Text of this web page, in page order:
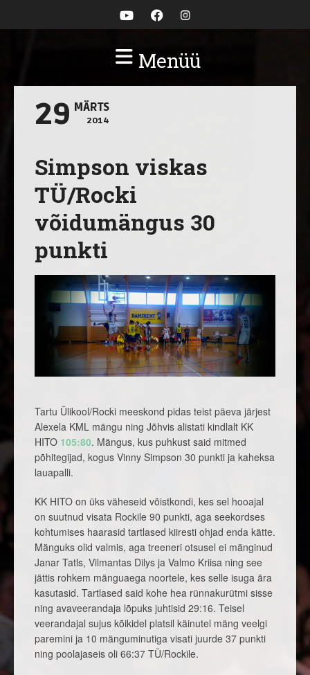
Menüü
29 MÄRTS
2014
Simpson viskas
TÜ/Rocki
võidumängus 30
punkti
Tartu Ülikool/Rocki meeskond pidas teist päeva järjest
Alexela KML mängu ning Jõhvis alistati kindlalt KK
HITO 105:80. Mängus, kus puhkust said mitmed
põhitegijad, kogus Vinny Simpson 30 punkti ja kaheksa
lauapalli.
KK HITO on üks väheseid võistkondi, kes sel hooajal
on suutnud visata Rockile 90 punkti, aga seekordses
kohtumises haarasid tartlased kiiresti ohjad enda kätte.
Mänguks olid valmis, aga treeneri otsusel ei mänginud
Janar Tatls, Vilmantas Dilys ja Valmo Kriisa ning see
jättis rohkem mänguaega noortele, kes selle isuga ära
kasutasid. Tartlased said kohe hea rünnakurütmi sisse
ning avaveerandaja lõpuks juhtisid 29:16. Teisel
veerandajal sujus kõikidel platsil käinutel mäng veelgi
paremini ja 10 mänguminutiga visati juurde 37 punkti
ning poolajaseis oli 66:37 TÜ/Rockile.